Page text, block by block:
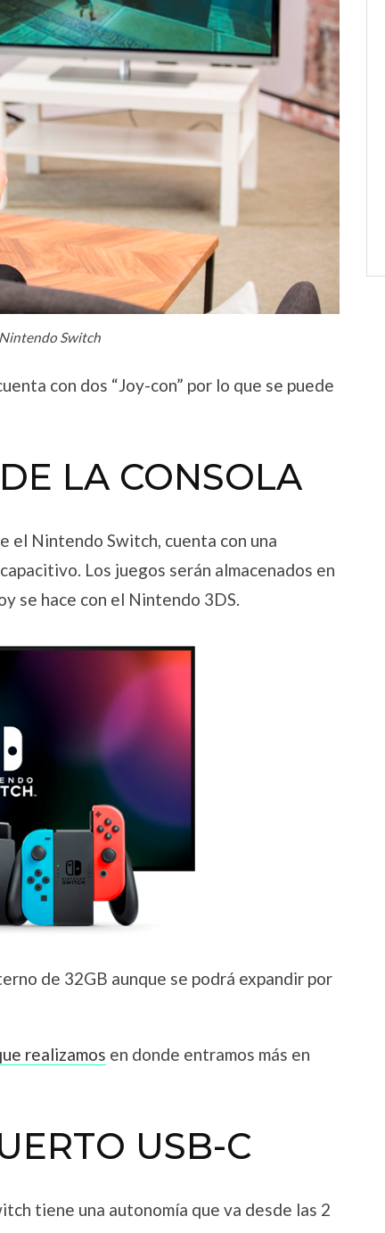
Switch
con dos “Joy-con” por lo que se puede
LA CONSOLA
el Nintendo Switch, cuenta con una
Los juegos serán almacenados en
se hace con el Nintendo 3DS.
de 32GB aunque se podrá expandir por
realizamos en donde entramos más en
USB-C
tiene una autonomía que va desde las 2